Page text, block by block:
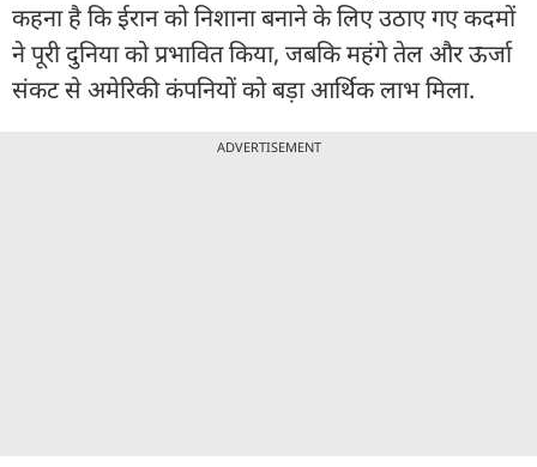
कहना है कि ईरान को निशाना बनाने के लिए उठाए गए कदमों
ने पूरी दुनिया को प्रभावित किया, जबकि महंगे तेल और ऊर्जा
संकट से अमेरिकी कंपनियों को बड़ा आर्थिक लाभ मिला.
ADVERTISEMENT